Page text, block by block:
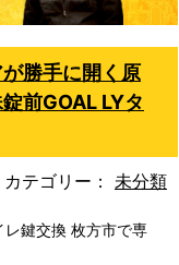
が勝手に開く原
前GOAL LYタ
カテゴリー： 未分類
鍵交換 枚方市で専